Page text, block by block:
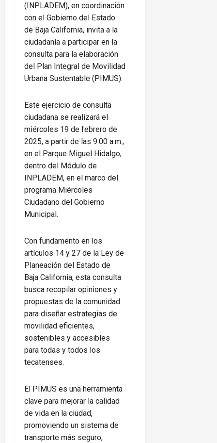
(INPLADEM), en coordinación
con el Gobierno del Estado
de Baja California, invita a la
ciudadanía a participar en la
consulta para la elaboración
del Plan Integral de Movilidad
Urbana Sustentable (PIMUS).
Este ejercicio de consulta
ciudadana se realizará el
miércoles 19 de febrero de
2025, a partir de las 9:00 a.m.,
en el Parque Miguel Hidalgo,
dentro del Módulo de
INPLADEM, en el marco del
programa Miércoles
Ciudadano del Gobierno
Municipal.
Con fundamento en los
artículos 14 y 27 de la Ley de
Planeación del Estado de
Baja California, esta consulta
busca recopilar opiniones y
propuestas de la comunidad
para diseñar estrategias de
movilidad eficientes,
sostenibles y accesibles
para todas y todos los
tecatenses.
El PIMUS es una herramienta
clave para mejorar la calidad
de vida en la ciudad,
promoviendo un sistema de
transporte más seguro,